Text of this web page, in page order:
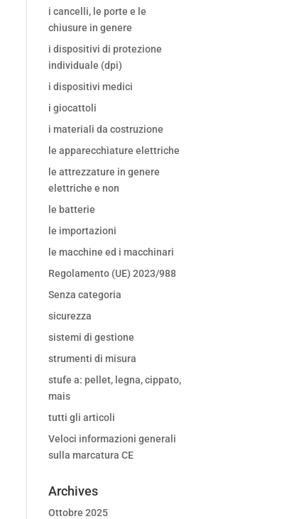
i cancelli, le porte e le
chiusure in genere
i dispositivi di protezione
individuale (dpi)
i dispositivi medici
i giocattoli
i materiali da costruzione
le apparecchiature elettriche
le attrezzature in genere
elettriche e non
le batterie
le importazioni
le macchine ed i macchinari
Regolamento (UE) 2023/988
Senza categoria
sicurezza
sistemi di gestione
strumenti di misura
stufe a: pellet, legna, cippato,
mais
tutti gli articoli
Veloci informazioni generali
sulla marcatura CE
Archives
Ottobre 2025